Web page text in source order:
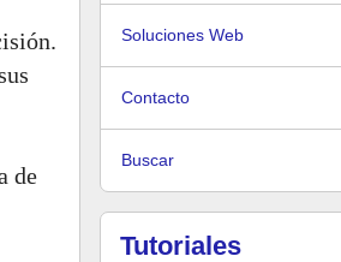
de
Soluciones Web
Contacto
Buscar
Tutoriales